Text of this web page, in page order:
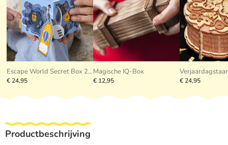
Escape World Secret Box 2.0
€ 24,95
Magische IQ-Box
€ 12,95 € 24,95
Productbeschrijving